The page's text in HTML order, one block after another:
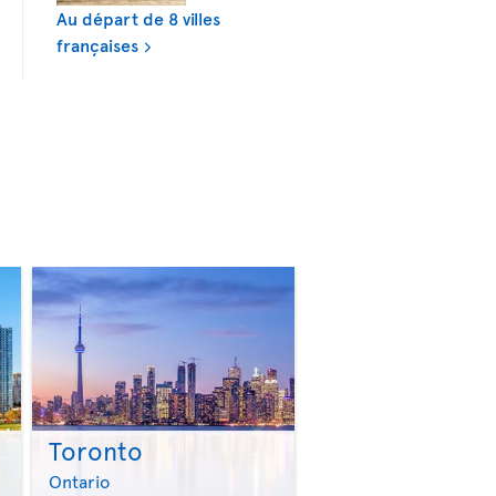
Au départ de 8 villes
françaises
>
Toronto
Ontario